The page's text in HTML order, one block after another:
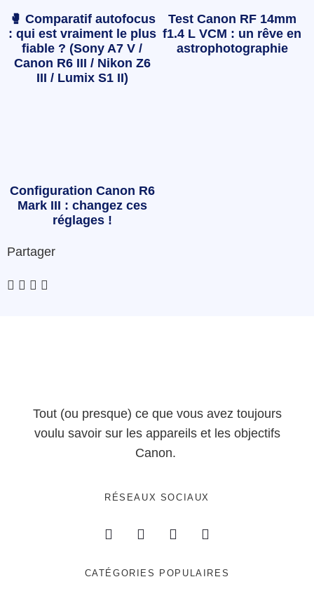
🥊 Comparatif autofocus
: qui est vraiment le plus
fiable ? (Sony A7 V /
Canon R6 III / Nikon Z6
III / Lumix S1 II)
Test Canon RF 14mm
f1.4 L VCM : un rêve en
astrophotographie
Configuration Canon R6
Mark III : changez ces
réglages !
Partager
Tout (ou presque) ce que vous avez toujours
voulu savoir sur les appareils et les objectifs
Canon.
RÉSEAUX SOCIAUX
CATÉGORIES POPULAIRES